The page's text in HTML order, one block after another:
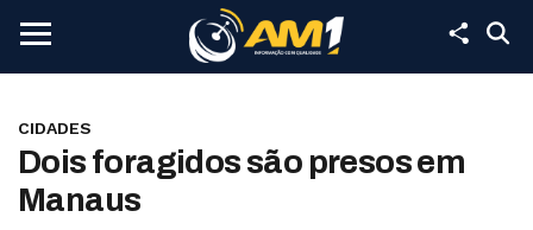
CIDADES
Dois foragidos são presos em
Manaus